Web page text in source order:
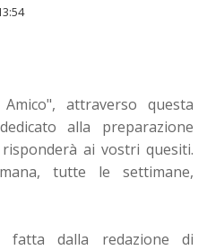
attraverso questa
alla preparazione
ai vostri quesiti.
tutte le settimane,
dalla redazione di